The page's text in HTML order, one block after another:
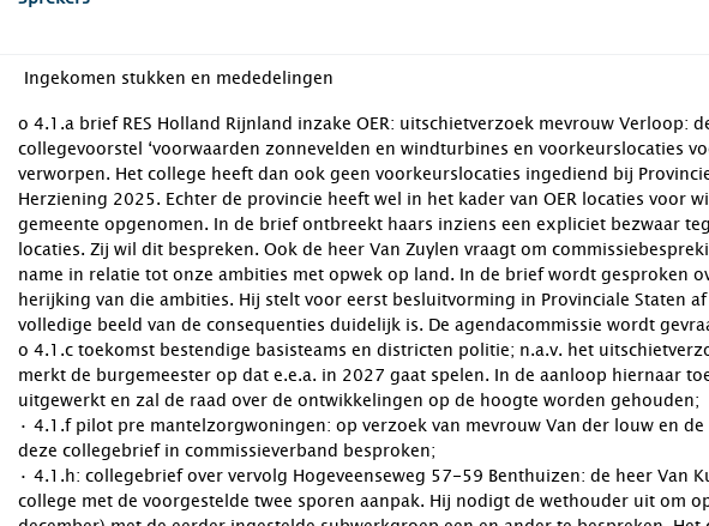
Ingekomen stukken en mededelingen
o 4.1.a brief RES Holland Rijnland inzake OER: uitschietverzoek mevrouw Verloop:
collegevoorstel ‘voorwaarden zonnevelden en windturbines en voorkeurslocaties
verworpen. Het college heeft dan ook geen voorkeurslocaties ingediend bij
Herziening 2025. Echter de provincie heeft wel in het kader van OER locaties voor
gemeente opgenomen. In de brief ontbreekt haars inziens een expliciet bezwaar
locaties. Zij wil dit bespreken. Ook de heer Van Zuylen vraagt om
name in relatie tot onze ambities met opwek op land. In de brief wordt gesproken
herijking van die ambities. Hij stelt voor eerst besluitvorming in Provinciale Staten
volledige beeld van de consequenties duidelijk is. De agendacommissie wordt
o 4.1.c toekomst bestendige basisteams en districten politie; n.a.v. het
merkt de burgemeester op dat e.e.a. in 2027 gaat spelen. In de aanloop hiernaar
uitgewerkt en zal de raad over de ontwikkelingen op de hoogte worden gehouden;
· 4.1.f pilot pre mantelzorgwoningen: op verzoek van mevrouw Van der louw en
deze collegebrief in commissieverband besproken;
· 4.1.h: collegebrief over vervolg Hogeveenseweg 57-59 Benthuizen: de heer Van
college met de voorgestelde twee sporen aanpak. Hij nodigt de wethouder uit om